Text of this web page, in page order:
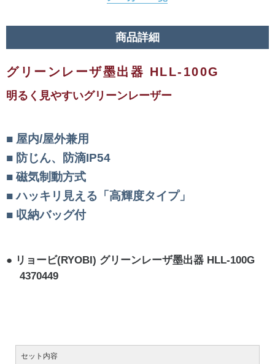
商品詳細
グリーンレーザ墨出器 HLL-100G
明るく見やすいグリーンレーザー
屋内/屋外兼用
防じん、防滴IP54
磁気制動方式
ハッキリ見える「高輝度タイプ」
収納バッグ付
リョービ(RYOBI) グリーンレーザ墨出器 HLL-100G
4370449
セット内容